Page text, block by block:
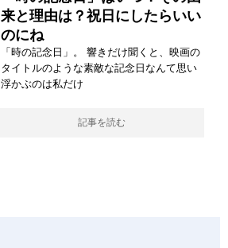
来と理由は？祝日にしたらいい
のにね
「時の記念日」。 響きだけ聞くと、映画の
タイトルのような素敵な記念日なんて思い
浮かぶのは私だけ
記事を読む